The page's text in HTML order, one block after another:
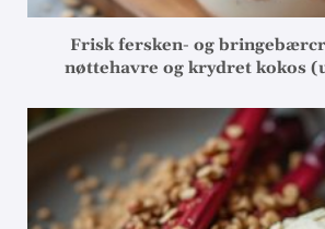
Frisk fersken- og
nøttehavre og krydret kokos